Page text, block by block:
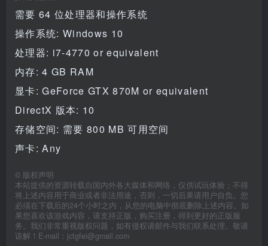
需要 64 位处理器和操作系统
操作系统: Windows 10
处理器: i7-4770 or equivalent
内存: 4 GB RAM
显卡: GeForce GTX 870M or equivalent
DirectX 版本: 10
存储空间: 需要 800 MB 可用空间
声卡: Any
© 版权声明
本站提供的资源转载自国内外各大媒体和网络，仅供试玩体验；不得
将上述内容用于商业或者非法用途，否则，一切后果请用户自负。您
必须在下载后的24个小时之内，从您的电脑中彻底删除上述内容。如
果您喜欢该游戏内容，请支持正版，购买注册，得到更好的正版服
务。我们非常重视版权问题，如有侵权请邮件与我们联系处理。敬请
谅解！E-mail：jctgfei@gmail.com